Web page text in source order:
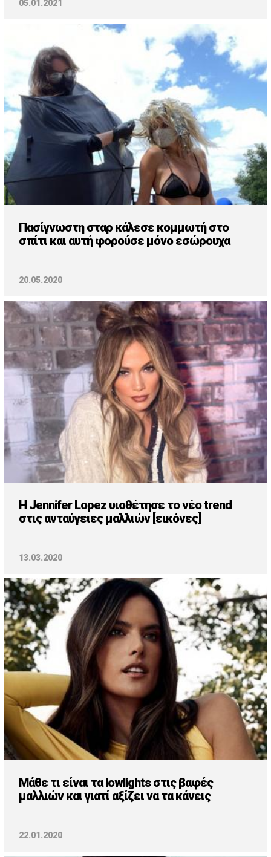
05.01.2021
Πασίγνωστη σταρ κάλεσε κομμωτή στο
σπίτι και αυτή φορούσε μόνο εσώρουχα
20.05.2020
H Jennifer Lopez υιοθέτησε το νέο trend
στις ανταύγειες μαλλιών [εικόνες]
13.03.2020
Μάθε τι είναι τα lowlights στις βαφές
μαλλιών και γιατί αξίζει να τα κάνεις
22.01.2020